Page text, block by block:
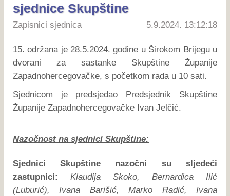
sjednice Skupštine
Zapisnici sjednica 5.9.2024. 13:12:18
15. održana je 28.5.2024. godine u Širokom Brijegu u
dvorani za sastanke Skupštine Županije
Zapadnohercegovačke, s početkom rada u 10 sati.
Sjednicom je predsjedao Predsjednik Skupštine
Županije Zapadnohercegovačke Ivan Jelčić.
Nazočnost na sjednici Skupštine:
Sjednici Skupštine nazočni su sljedeći
zastupnici:
Klaudija Skoko, Bernardica Ilić
(Luburić), Ivana Barišić, Marko Radić, Ivana